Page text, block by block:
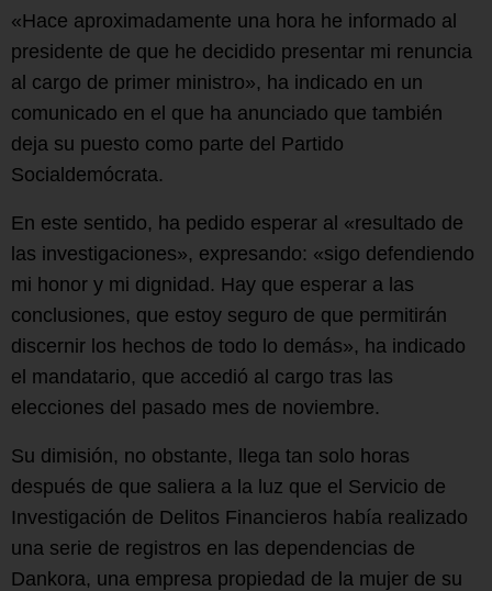
«Hace aproximadamente una hora he informado al
presidente de que he decidido presentar mi renuncia
al cargo de primer ministro», ha indicado en un
comunicado en el que ha anunciado que también
deja su puesto como parte del Partido
Socialdemócrata.
En este sentido, ha pedido esperar al «resultado de
las investigaciones», expresando: «sigo defendiendo
mi honor y mi dignidad. Hay que esperar a las
conclusiones, que estoy seguro de que permitirán
discernir los hechos de todo lo demás», ha indicado
el mandatario, que accedió al cargo tras las
elecciones del pasado mes de noviembre.
Su dimisión, no obstante, llega tan solo horas
después de que saliera a la luz que el Servicio de
Investigación de Delitos Financieros había realizado
una serie de registros en las dependencias de
Dankora, una empresa propiedad de la mujer de su